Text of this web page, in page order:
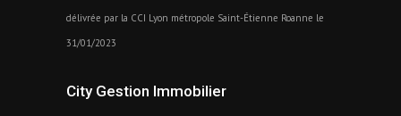
délivrée par la CCI Lyon métropole Saint-Étienne Roanne le
31/01/2023
City Gestion Immobilier